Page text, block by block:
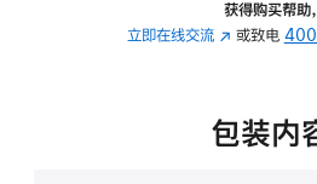
的
获得购买帮助，
立即在线交流 (在
中
或致电
包装内